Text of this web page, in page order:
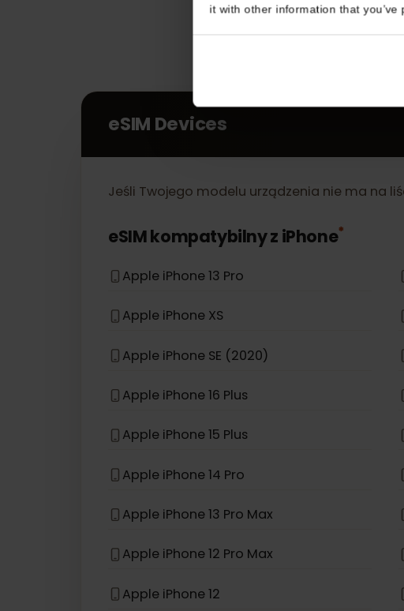
We use cookies to personalise
share information about your
it with other information that
Nasze
eSIM Devices
eSIM kompatybilny z
Apple iPhone 13 Pro
Apple iPhone XS
Apple iPhone SE (2020)
Apple iPhone 16 Plus
Apple iPhone 15 Plus
Apple iPhone 14 Pro